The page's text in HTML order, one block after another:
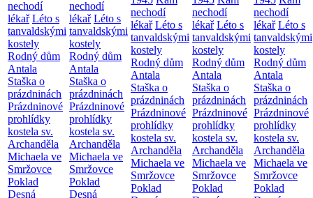
nechodí
lékař Léto s
tanvaldskými
kostely
Rodný dům
Antala
Staška o
prázdninách
Prázdninové
prohlídky
kostela sv.
Archanděla
Michaela ve
Smržovce
Poklad
Desná
nechodí
lékař Léto s
tanvaldskými
kostely
Rodný dům
Antala
Staška o
prázdninách
Prázdninové
prohlídky
kostela sv.
Archanděla
Michaela ve
Smržovce
Poklad
Desná
nechodí
lékař Léto s
tanvaldskými
kostely
Rodný dům
Antala
Staška o
prázdninách
Prázdninové
prohlídky
kostela sv.
Archanděla
Michaela ve
Smržovce
Poklad
nechodí
lékař Léto s
tanvaldskými
kostely
Rodný dům
Antala
Staška o
prázdninách
Prázdninové
prohlídky
kostela sv.
Archanděla
Michaela ve
Smržovce
Poklad
nechodí
lékař Léto s
tanvaldskými
kostely
Rodný dům
Antala
Staška o
prázdninách
Prázdninové
prohlídky
kostela sv.
Archanděla
Michaela ve
Smržovce
Poklad